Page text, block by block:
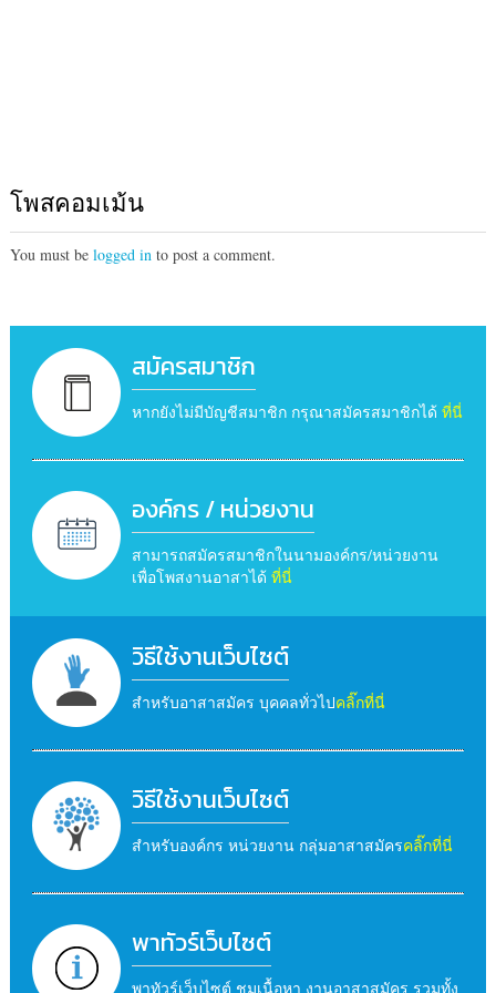
โพสคอมเม้น
You must be logged into post a comment.
สมัครสมาชิก
หากยังไม่มีบัญชีสมาชิก กรุณาสมัครสมาชิกได้ ที่นี่
องค์กร / หน่วยงาน
สามารถสมัครสมาชิกในนามองค์กร/หน่วยงาน
เพื่อโพสงานอาสาได้ ที่นี่
วิธีใช้งานเว็บไซต์
สำหรับอาสาสมัคร บุคคลทั่วไปคลิ๊กที่นี่
วิธีใช้งานเว็บไซต์
สำหรับองค์กร หน่วยงาน กลุ่มอาสาสมัครคลิ๊กที่นี่
พาทัวร์เว็บไซต์
พาทัวร์เว็บไซต์ ชมเนื้อหา งานอาสาสมัคร รวมทั้ง